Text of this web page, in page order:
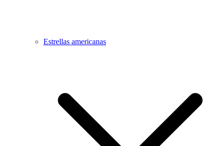
Estrellas americanas